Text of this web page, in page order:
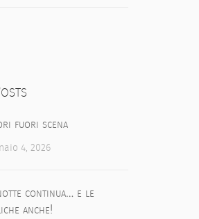
fuori scena
4, 2026
continua… e le
anche!